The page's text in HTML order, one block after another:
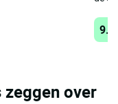
zeggen over